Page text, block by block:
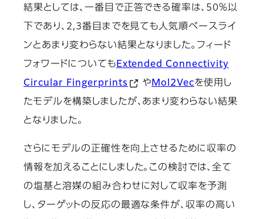
結果としては、一番目で正答できる確率は、50％以
下であり、2,3番目までを見ても人気順ベースライ
ンとあまり変わらない結果となりました。フィード
フォワードについてもExtended Connectivity
Circular Fingerprints
やMol2Vecを使用し
たモデルを構築しましたが、あまり変わらない結果
となりました。
さらにモデルの正確性を向上させるために収率の
情報を加えることにしました。この検討では、全て
の塩基と溶媒の組み合わせに対して収率を予測
し、ターゲットの反応の最適な条件が、収率の高い